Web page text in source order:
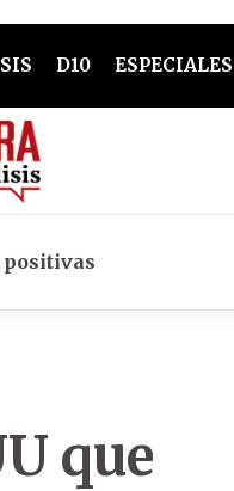
D10 ESPECIALES
que